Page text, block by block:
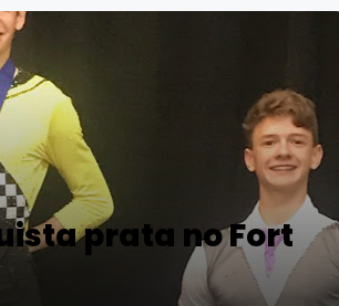
prata no Fort